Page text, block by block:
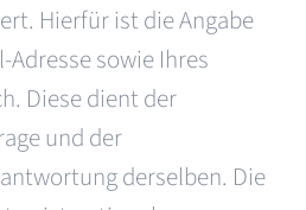
Hierfür ist die Angabe
sowie Ihres
Diese dient der
und der
derselben. Die